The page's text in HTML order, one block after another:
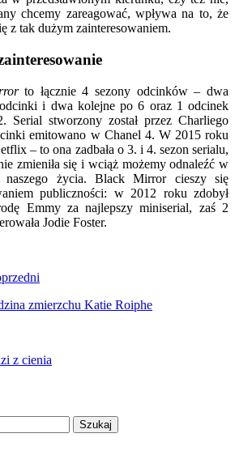
chcemy zareagować, wpływa na to, że
z tak dużym zainteresowaniem.
to łącznie 4 sezony odcinków – dwa
i dwa kolejne po 6 oraz 1 odcinek
Serial stworzony został przez Charliego
emitowano w Chanel 4. W 2015 roku
– to ona zadbała o 3. i 4. sezon serialu,
zmieniła się i wciąż możemy odnaleźć w
naszego życia. Black Mirror cieszy się
publiczności: w 2012 roku zdobył
Emmy za najlepszy miniserial, zaś 2
Jodie Foster.
zmierzchu Katie Roiphe
z cienia